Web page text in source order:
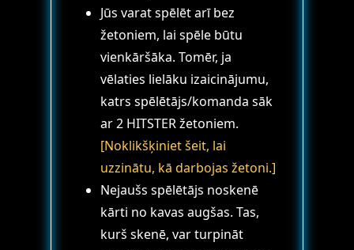
Jūs varat spēlēt arī bez
žetoniem, lai spēle būtu
vienkāršāka. Tomēr, ja
vēlaties lielāku izaicinājumu,
katrs spēlētājs/komanda sāk
ar 2 HITSTER žetoniem.
[Noklikšķiniet šeit, lai
uzzinātu, kā darbojas žetoni.]
Nejaušs spēlētājs noskenē
kārti no kavas augšas. Tas,
kurš skenē, var turpināt